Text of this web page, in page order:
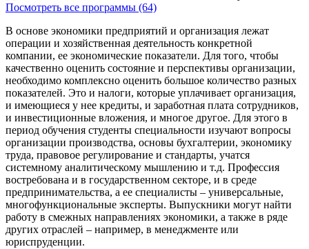
Посмотреть все программы (64)
В основе экономики предприятий и организация лежат
операции и хозяйственная деятельность конкретной
компании, ее экономические показатели. Для того, чтобы
качественно оценить состояние и перспективы организации,
необходимо комплексно оценить большое количество разных
показателей. Это и налоги, которые уплачивает организация,
и имеющиеся у нее кредиты, и заработная плата сотрудников,
и инвестиционные вложения, и многое другое. Для этого в
период обучения студенты специальности изучают вопросы
организации производства, основы бухгалтерии, экономику
труда, правовое регулирование и стандарты, учатся
системному аналитическому мышлению и т.д. Профессия
востребована и в государственном секторе, и в среде
предпринимательства, а ее специалисты – универсальные,
многофункциональные эксперты. Выпускники могут найти
работу в смежных направлениях экономики, а также в ряде
других отраслей – например, в менеджменте или
юриспруденции.